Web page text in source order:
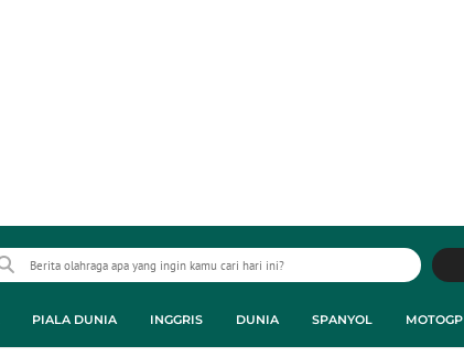
PIALA DUNIA INGGRIS DUNIA SPANYOL MOTOGP